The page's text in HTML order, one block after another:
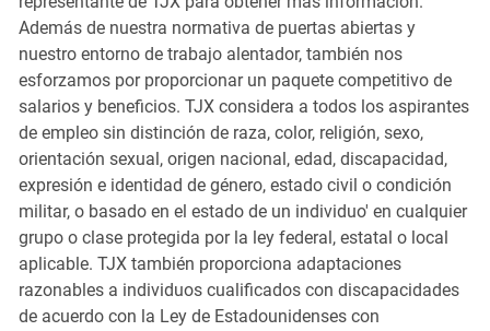
Además de nuestra normativa de puertas abiertas y
nuestro entorno de trabajo alentador, también nos
esforzamos por proporcionar un paquete competitivo de
salarios y beneficios. TJX considera a todos los aspirantes
de empleo sin distinción de raza, color, religión, sexo,
orientación sexual, origen nacional, edad, discapacidad,
expresión e identidad de género, estado civil o condición
militar, o basado en el estado de un individuo' en cualquier
grupo o clase protegida por la ley federal, estatal o local
aplicable. TJX también proporciona adaptaciones
razonables a individuos cualificados con discapacidades
de acuerdo con la Ley de Estadounidenses con